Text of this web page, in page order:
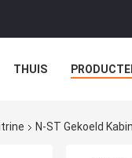
THUIS
N-ST Gekoeld